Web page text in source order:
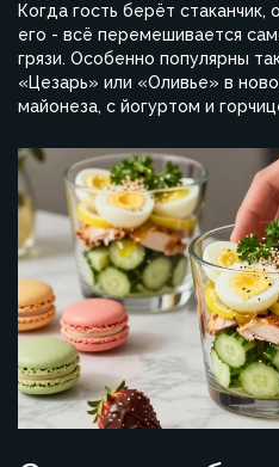
Когда гость берёт
его - всё перемешивается
грязи. Особенно популярны
«Цезарь» или «Оливье» в
майонеза, с йогуртом и